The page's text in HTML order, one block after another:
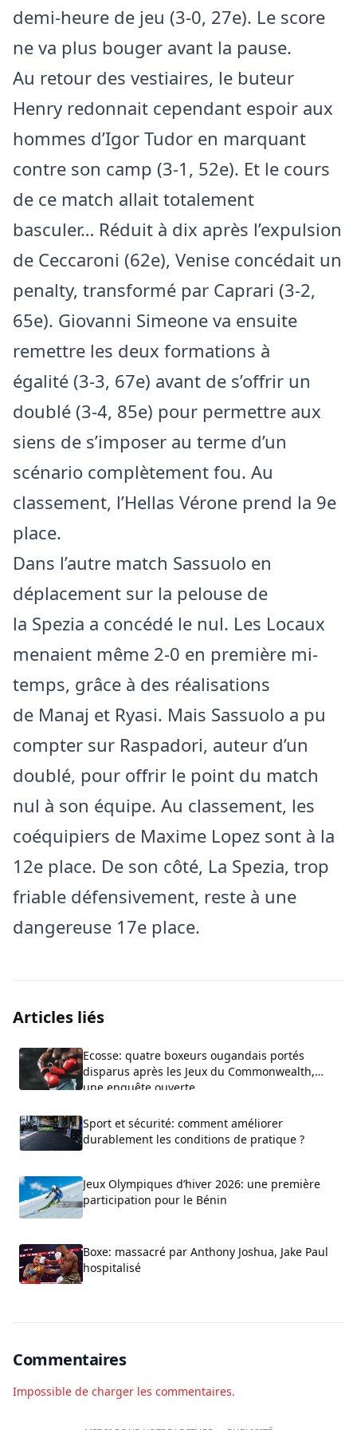
demi-heure de jeu (3-0, 27e). Le score
ne va plus bouger avant la pause.
Au retour des vestiaires, le buteur
Henry redonnait cependant espoir aux
hommes d’Igor Tudor en marquant
contre son camp (3-1, 52e). Et le cours
de ce match allait totalement
basculer… Réduit à dix après l’expulsion
de Ceccaroni (62e), Venise concédait un
penalty, transformé par Caprari (3-2,
65e). Giovanni Simeone va ensuite
remettre les deux formations à
égalité (3-3, 67e) avant de s’offrir un
doublé (3-4, 85e) pour permettre aux
siens de s’imposer au terme d’un
scénario complètement fou. Au
classement, l’Hellas Vérone prend la 9e
place.
Dans l’autre match Sassuolo en
déplacement sur la pelouse de
la Spezia a concédé le nul. Les Locaux
menaient même 2-0 en première mi-
temps, grâce à des réalisations
de Manaj et Ryasi. Mais Sassuolo a pu
compter sur Raspadori, auteur d’un
doublé, pour offrir le point du match
nul à son équipe. Au classement, les
coéquipiers de Maxime Lopez sont à la
12e place. De son côté, La Spezia, trop
friable défensivement, reste à une
dangereuse 17e place.
Articles liés
Ecosse: quatre boxeurs ougandais portés
disparus après les Jeux du Commonwealth,
une enquête ouverte
Sport et sécurité: comment améliorer
durablement les conditions de pratique ?
Jeux Olympiques d’hiver 2026: une première
participation pour le Bénin
Boxe: massacré par Anthony Joshua, Jake Paul
hospitalisé
Commentaires
Impossible de charger les commentaires.